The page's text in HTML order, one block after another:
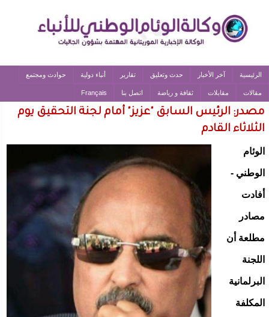
الرئيسية آخر الأخبار حدث وتعليق تقارير أنباء دولية حوادث ومجتمع
مقالات مقابلات ثقافة و رياضة اتصل بنا Français
مصدر: الرئيس السابق "عزيز" أمام لجنة التحقيق يوم
الثلاثاء القادم
الوئام
الوطني -
أفادت
مصادر
مطلعة أن
اللجنة
البرلمانية
المكلفة